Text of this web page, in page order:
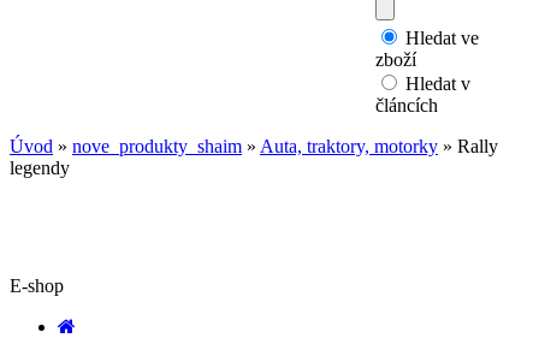
Hledat ve
zboží
Hledat v
článcích
Úvod » nove_produkty_shaim » Auta, traktory, motorky » Rally
legendy
E-shop